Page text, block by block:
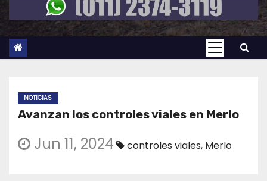
NOTICIAS
Avanzan los controles viales en Merlo
Jun 11, 2024 controles viales, Merlo